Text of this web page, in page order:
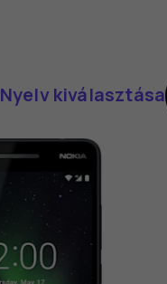
Nyelv kiválasztása